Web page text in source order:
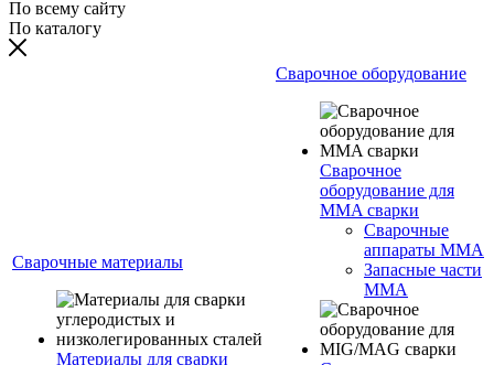
По всему сайту
По каталогу
Сварочные материалы
Материалы для сварки
Сварочное оборудование
Сварочное
оборудование для
MMA сварки
Сварочные
аппараты MMA
Запасные части
MMA